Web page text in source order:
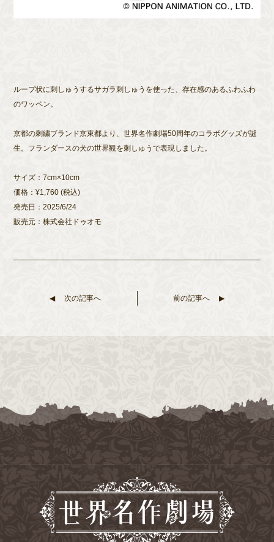
ループ状に刺しゅうするサガラ刺しゅうを使った、存在感のあるふわふわ
のワッペン。
京都の刺繍ブランド京東都より、世界名作劇場50周年のコラボグッズが誕
生。フランダースの犬の世界観を刺しゅうで表現しました。
サイズ：7cm×10cm
価格：¥1,760 (税込)
発売日：2025/6/24
販売元：株式会社ドゥオモ
次の記事へ 前の記事へ